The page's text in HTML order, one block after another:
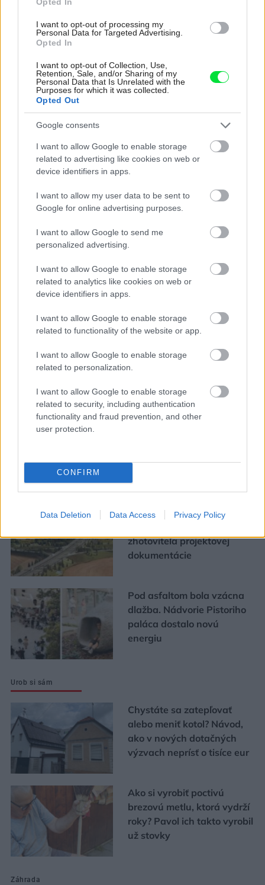
I want to opt-out of processing my
Personal Data for Targeted Advertising.
Opted In
I want to opt-out of Collection, Use,
Retention, Sale, and/or Sharing of my
Personal Data that Is Unrelated with the
Purposes for which it was collected.
Opted Out
Google consents
I want to allow Google to enable storage
related to advertising like cookies on web or
device identifiers in apps.
I want to allow my user data to be sent to
Google for online advertising purposes.
I want to allow Google to send me
personalized advertising.
I want to allow Google to enable storage
related to analytics like cookies on web or
device identifiers in apps.
I want to allow Google to enable storage
related to functionality of the website or app.
I want to allow Google to enable storage
related to personalization.
I want to allow Google to enable storage
related to security, including authentication
functionality and fraud prevention, and other
user protection.
CONFIRM
Data Deletion Data Access Privacy Policy
Re: Toto je najväčší mýtus pri ošetrení dreva a môže vás
clovek by cakal ze vysusene drahe drevo bolo predtym naparovane aby
sa zbavilo zarodkov skodcov...
Najnovšie časopisy
Urob si sám 6/2026
ASB.sk
Veľký posun v príprave
zhotoviteľa projektovej
dokumentácie
Pod asfaltom bola vzácna
dlažba. Nádvorie Pistoriho
paláca dostalo novú
energiu
Urob si sám
Chystáte sa zatepľovať
alebo meniť kotol? Návod,
ako v nových dotačných
výzvach neprísť o tisíce eur
Ako si vyrobiť poctivú
brezovú metlu, ktorá vydrží
roky? Pavol ich takto vyrobil
už stovky
Záhrada